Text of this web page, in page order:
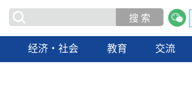
经济・社会 教育 交流